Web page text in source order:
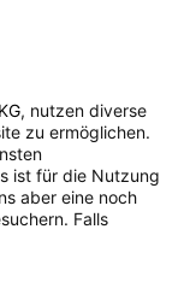
, nutzen diverse
zu ermöglichen.
ist für die Nutzung
aber eine noch
Falls